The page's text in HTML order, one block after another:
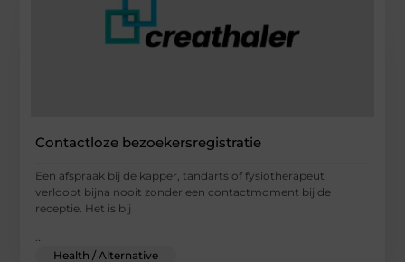
Contactloze bezoekersregistratie
Een afspraak bij de kapper, tandarts of fysiotherapeut
verloopt bijna nooit zonder een contactmoment bij de
receptie. Het is bij
...
Health / Alternative